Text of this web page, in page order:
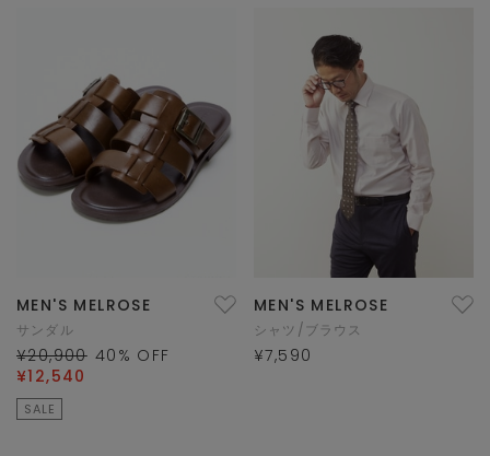
MEN'S MELROSE
サンダル
¥20,900 40 % OFF
¥12,540
SALE
MEN'S MELROSE
シャツ/ブラウス
¥7,590